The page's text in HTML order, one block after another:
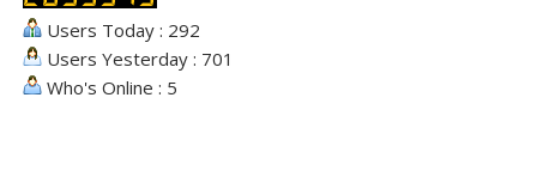
Users Today : 292
Users Yesterday : 701
Who's Online : 5